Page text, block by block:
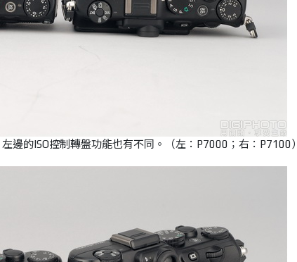
邊的ISO控制轉盤功能也有不同。（左：P7000；右：P7100）